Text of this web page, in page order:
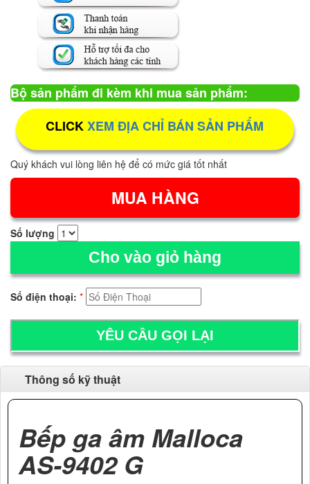
Bộ sản phẩm đi kèm khi mua sản phẩm:
CLICKXEM ĐỊA CHỈ BÁN SẢN PHẨM
Quý khách vui lòng liên hệ để có mức giá tốt nhất
Số lượng
Cho vào giỏ hàng
Số điện thoại: *
Thông số kỹ thuật
Bếp ga âm Malloca
AS-9402 G